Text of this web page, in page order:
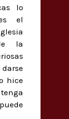
lo
el
la
hice